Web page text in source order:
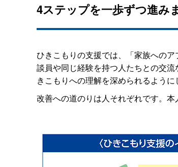
4ステップを一歩ずつ進み
ひきこもりの支援では、「家族への
談員や同じ経験を持つ人たちとの交
きこもりへの理解を深められるように
改善への道のりは人それぞれです。